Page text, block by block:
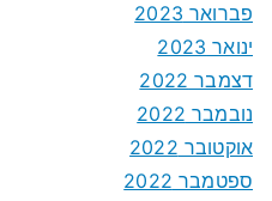
פברואר 2023
ינואר 2023
דצמבר 2022
נובמבר 2022
אוקטובר 2022
ספטמבר 2022